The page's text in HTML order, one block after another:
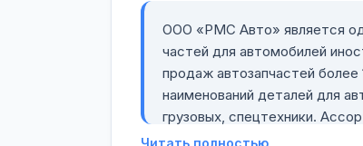
ООО «РМС Авто» является одним из крупнейших российских поставщиков запасных
частей для автомобилей иностранного
продаж автозапчастей
наименований деталей для
грузовых, спецтехники.
мировых производителей.
Читать полностью